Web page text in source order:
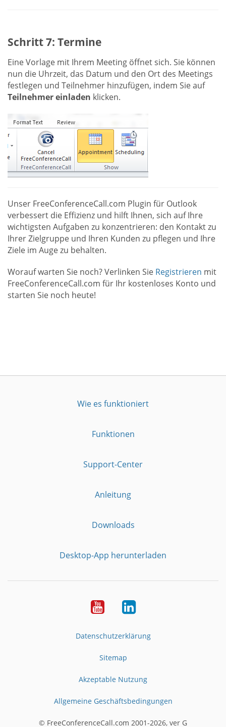
Schritt 7: Termine
Eine Vorlage mit Ihrem Meeting öffnet sich. Sie können
nun die Uhrzeit, das Datum und den Ort des Meetings
festlegen und Teilnehmer hinzufügen, indem Sie auf
Teilnehmer einladen klicken.
Unser FreeConferenceCall.com Plugin für Outlook
verbessert die Effizienz und hilft Ihnen, sich auf Ihre
wichtigsten Aufgaben zu konzentrieren: den Kontakt zu
Ihrer Zielgruppe und Ihren Kunden zu pflegen und Ihre
Ziele im Auge zu behalten.
Worauf warten Sie noch? Verlinken Sie Registrieren mit
FreeConferenceCall.com für Ihr kostenloses Konto und
starten Sie noch heute!
Wie es funktioniert
Funktionen
Support-Center
Anleitung
Downloads
Desktop-App herunterladen
YouTubeLinkedIn
Datenschutzerklärung
Sitemap
Akzeptable Nutzung
Allgemeine Geschäftsbedingungen
© FreeConferenceCall.com 2001-2026, ver G